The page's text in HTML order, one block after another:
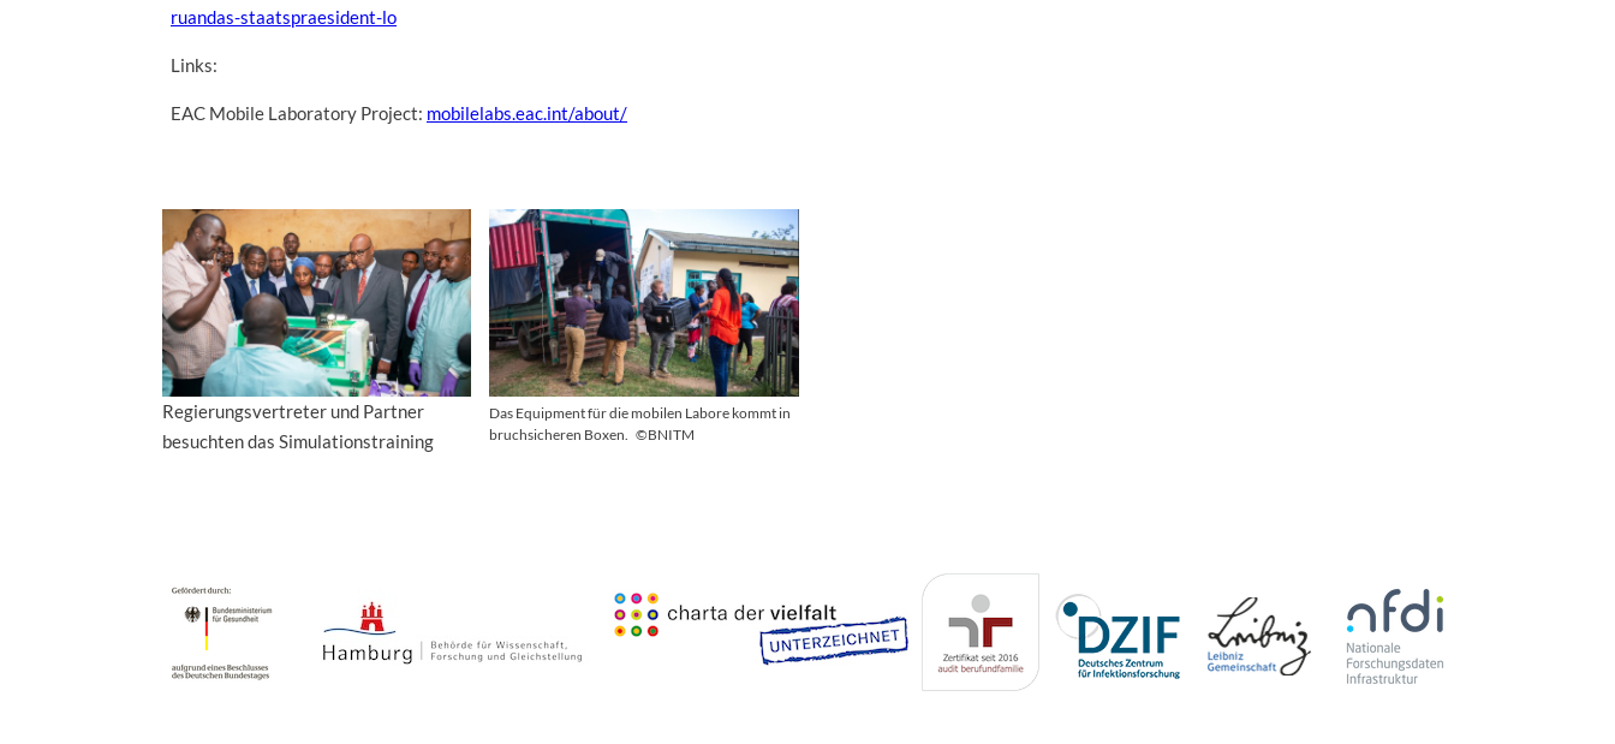
ruandas-staatspraesident-lo
Links:
EAC Mobile Laboratory Project: mobilelabs.eac.int/about/
Regierungsvertreter und Partner
besuchten das Simulationstraining
Das Equipment für die mobilen Labore kommt in
bruchsicheren Boxen. ©BNITM